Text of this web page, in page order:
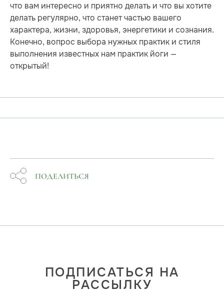
что вам интересно и приятно делать и что вы хотите
делать регулярно, что станет частью вашего
характера, жизни, здоровья, энергетики и сознания.
Конечно, вопрос выбора нужных практик и стиля
выполнения известных нам практик йоги —
открытый!
ПОДЕЛИТЬСЯ
ПОДПИСАТЬСЯ НА
РАССЫЛКУ